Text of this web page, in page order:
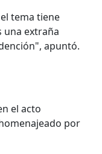
tema tiene
una extraña
apuntó.
el acto
por